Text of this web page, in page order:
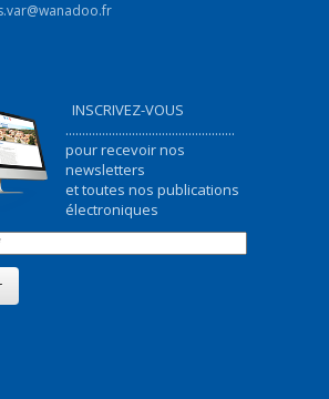
INSCRIVEZ-VOUS
...................................................
pour recevoir nos
newsletters
et toutes nos publications
électroniques